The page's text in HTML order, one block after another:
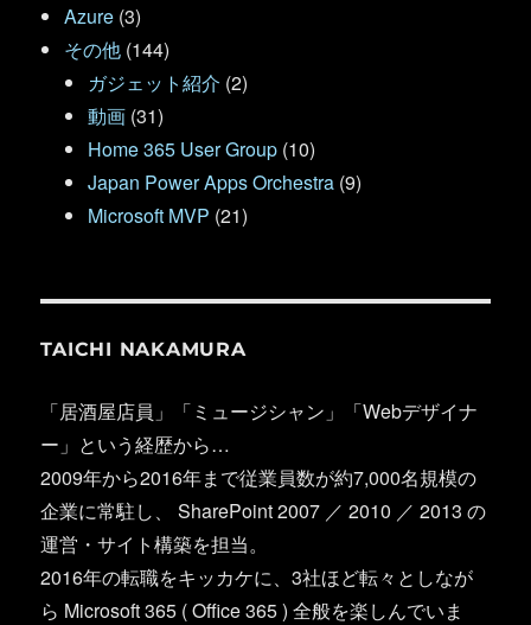
Azure (3)
その他 (144)
ガジェット紹介 (2)
動画 (31)
Home 365 User Group (10)
Japan Power Apps Orchestra (9)
Microsoft MVP (21)
TAICHI NAKAMURA
「居酒屋店員」「ミュージシャン」「Webデザイナ
ー」という経歴から…
2009年から2016年まで従業員数が約7,000名規模の
企業に常駐し、 SharePoint 2007 ／ 2010 ／ 2013 の
運営・サイト構築を担当。
2016年の転職をキッカケに、3社ほど転々としなが
ら Microsoft 365 ( Office 365 ) 全般を楽しんでいま